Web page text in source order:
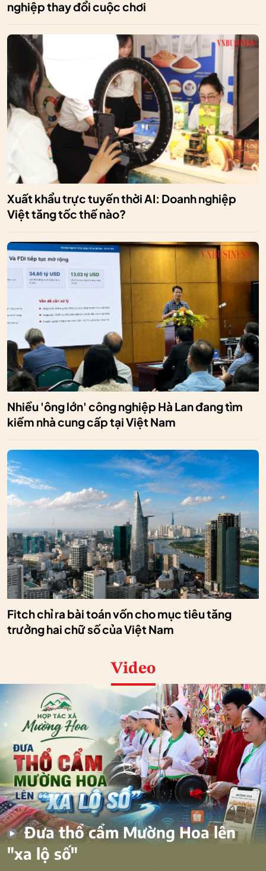
nghiệp thay đổi cuộc chơi
Xuất khẩu trực tuyến thời AI: Doanh nghiệp
Việt tăng tốc thế nào?
Nhiều 'ông lớn' công nghiệp Hà Lan đang tìm
kiếm nhà cung cấp tại Việt Nam
Fitch chỉ ra bài toán vốn cho mục tiêu tăng
trưởng hai chữ số của Việt Nam
Video
Đưa thổ cẩm Mường Hoa lên
"xa lộ số"